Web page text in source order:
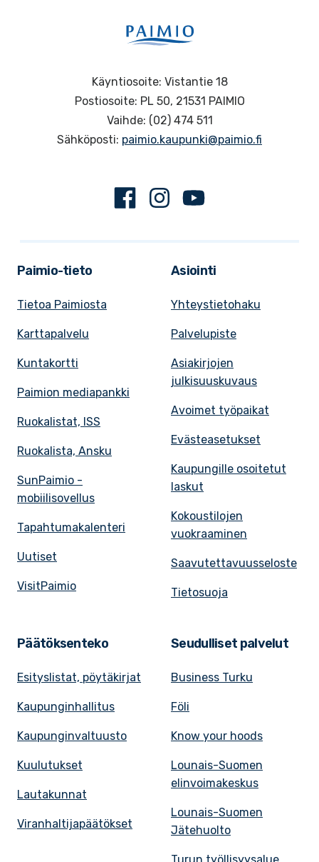
Käyntiosoite: Vistantie 18
Postiosoite: PL 50, 21531 PAIMIO
Vaihde: (02) 474 511
Sähköposti: paimio.kaupunki@paimio.fi
FacebookInstagram
Paimio-tieto
Tietoa Paimiosta
Karttapalvelu
Kuntakortti
Paimion mediapankki
Ruokalistat, ISS
Ruokalista, Ansku
SunPaimio -
mobiilisovellus
Tapahtumakalenteri
Uutiset
VisitPaimio
Asiointi
Yhteystietohaku
Palvelupiste
Asiakirjojen
julkisuuskuvaus
Avoimet työpaikat
Evästeasetukset
Kaupungille osoitetut
laskut
Kokoustilojen
vuokraaminen
Saavutettavuusseloste
Tietosuoja
Päätöksenteko
Esityslistat, pöytäkirjat
Kaupunginhallitus
Kaupunginvaltuusto
Kuulutukset
Lautakunnat
Viranhaltijapäätökset
Seudulliset palvelut
Business Turku
Föli
Know your hoods
Lounais-Suomen
elinvoimakeskus
Lounais-Suomen
Jätehuolto